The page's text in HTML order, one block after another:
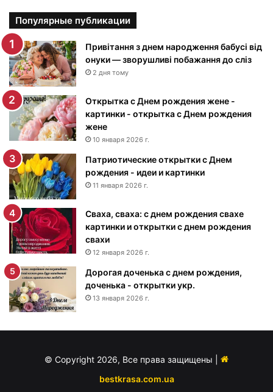
т
и
н
к
и
с
Д
н
м
р
о
ж
д
е
н
и
я
м
у
ж
ч
и
Популярные публикации
Привітання з днем народження бабусі від
онуки — зворушливі побажання до сліз
2 дня тому
Открытка с Днем рождения жене -
картинки - открытка с Днем рождения
жене
10 января 2026 г.
Патриотические открытки с Днем
рождения - идеи и картинки
11 января 2026 г.
Сваха, сваха: с днем рождения свахе
картинки и открытки с днем рождения
свахи
12 января 2026 г.
Дорогая доченька с днем рождения,
доченька - открытки укр.
13 января 2026 г.
© Copyright 2026, Все права защищены |
bestkrasa.com.ua